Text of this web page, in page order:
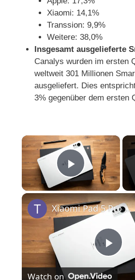
Xiaomi: 14,1%
Transsion: 9,9%
Weitere: 38,0%
Insgesamt ausgelieferte
Canalys wurden im ersten
weltweit 301 Millionen
ausgeliefert. Dies
3% gegenüber dem ersten
×
Play Video
P
Xiaomi Pad 5 Pro 12.4 Unboxing & Erster Eindruck | Deutsch
Watch on